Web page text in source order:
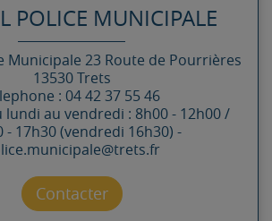
POLICE MUNICIPALE
Municipale 23 Route de Pourrières
13530 Trets
: 04 42 37 55 46
lundi au vendredi : 8h00 - 12h00 /
- 17h30 (vendredi 16h30) -
Contacter par mail
Contacter